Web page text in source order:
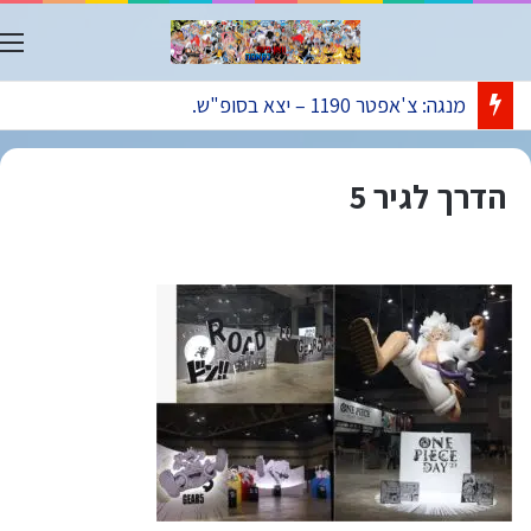
מנגה: צ'אפטר 1190 – יצא בסופ"ש.
הדרך לגיר 5